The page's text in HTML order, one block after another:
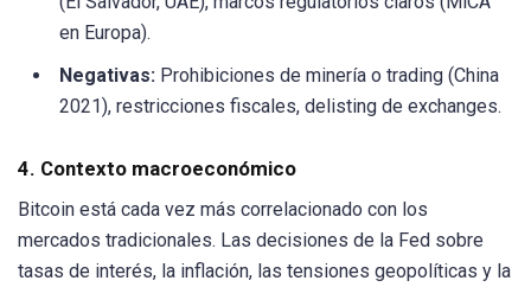
en Europa).
Negativas: Prohibiciones de minería o trading (China
2021), restricciones fiscales, delisting de exchanges.
4. Contexto macroeconómico
Bitcoin está cada vez más correlacionado con los
mercados tradicionales. Las decisiones de la Fed sobre
tasas de interés, la inflación, las tensiones geopolíticas y la